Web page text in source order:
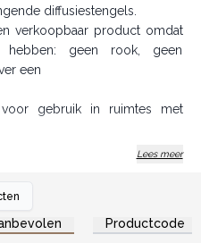
diffusiestengels.
verkoopbaar product omdat
hebben: geen rook, geen
een
gebruik in ruimtes met
geschenk en een perfect
aan de groothandel.
hebben van het
om ze te gebruiken met
Lees meer
Productcode
Log in of registreer u voor
groothandelsprijzen.